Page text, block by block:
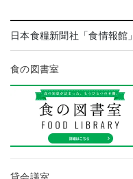
日本食糧新聞社「食情報館」
食の図書室